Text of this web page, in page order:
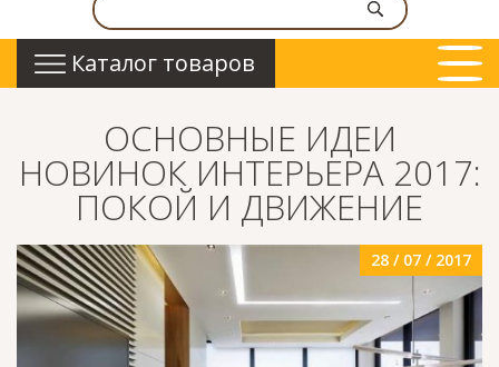
Каталог товаров
ОСНОВНЫЕ ИДЕИ
НОВИНОК ИНТЕРЬЕРА 2017:
ПОКОЙ И ДВИЖЕНИЕ
28 / 07 / 2017